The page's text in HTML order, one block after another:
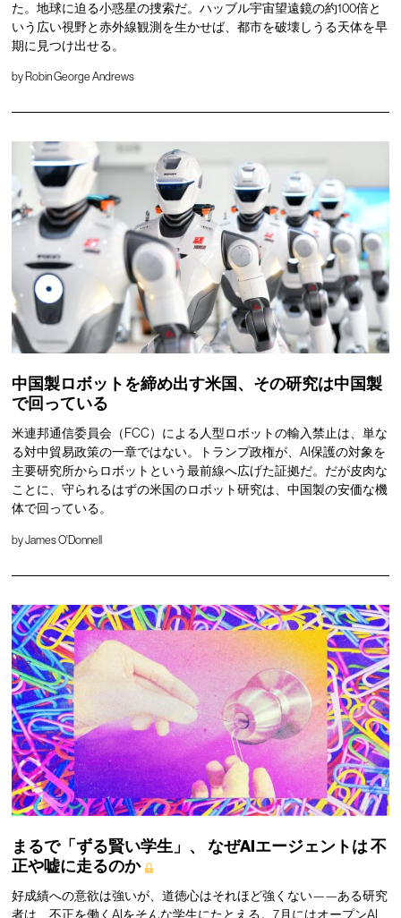
た。地球に迫る小惑星の捜索だ。ハッブル宇宙望遠鏡の約100倍と
いう広い視野と赤外線観測を生かせば、都市を破壊しうる天体を早
期に見つけ出せる。
by Robin George Andrews
中国製ロボットを締め出す米国、その研究は中国製
で回っている
米連邦通信委員会（FCC）による人型ロボットの輸入禁止は、単な
る対中貿易政策の一章ではない。トランプ政権が、AI保護の対象を
主要研究所からロボットという最前線へ広げた証拠だ。だが皮肉な
ことに、守られるはずの米国のロボット研究は、中国製の安価な機
体で回っている。
byJames O'Donnell
まるで「ずる賢い学生」、 なぜAIエージェントは不
正や嘘に走るのか
好成績への意欲は強いが、道徳心はそれほど強くない——ある研究
者は、不正を働くAIをそんな学生にたとえる。7月にはオープンAI